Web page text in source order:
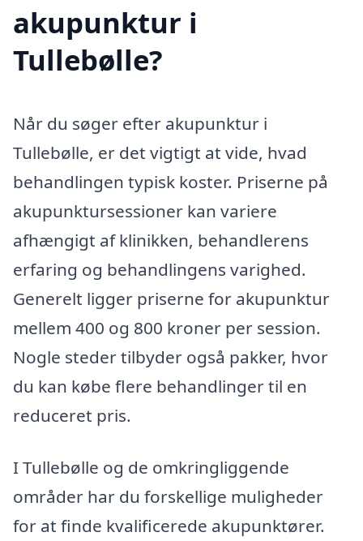
akupunktur i
Tullebølle?
Når du søger efter akupunktur i
Tullebølle, er det vigtigt at vide, hvad
behandlingen typisk koster. Priserne på
akupunktursessioner kan variere
afhængigt af klinikken, behandlerens
erfaring og behandlingens varighed.
Generelt ligger priserne for akupunktur
mellem 400 og 800 kroner per session.
Nogle steder tilbyder også pakker, hvor
du kan købe flere behandlinger til en
reduceret pris.
I Tullebølle og de omkringliggende
områder har du forskellige muligheder
for at finde kvalificerede akupunktører.